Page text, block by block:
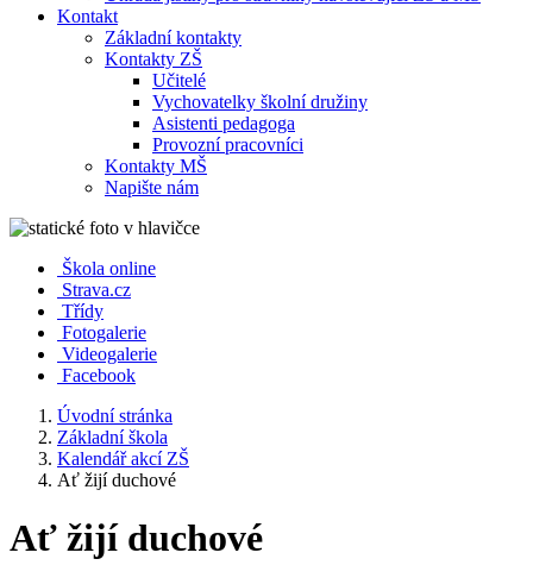
Kontakt
Základní kontakty
Kontakty ZŠ
Učitelé
Vychovatelky školní družiny
Asistenti pedagoga
Provozní pracovníci
Kontakty MŠ
Napište nám
Škola online
Strava.cz
Třídy
Fotogalerie
Videogalerie
Facebook
Úvodní stránka
Základní škola
Kalendář akcí ZŠ
Ať žijí duchové
Ať žijí duchové